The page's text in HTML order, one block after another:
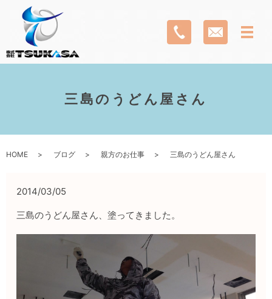
三島のうどん屋さん
HOME ブログ 親方のお仕事 三島のうどん屋さん
2014/03/05
三島のうどん屋さん、塗ってきました。